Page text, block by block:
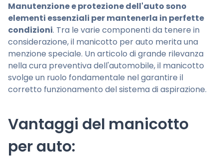
Manutenzione e protezione dell'auto sono
elementi essenziali per mantenerla in perfette
condizioni. Tra le varie componenti da tenere in
considerazione, il manicotto per auto merita una
menzione speciale. Un articolo di grande rilevanza
nella cura preventiva dell'automobile, il manicotto
svolge un ruolo fondamentale nel garantire il
corretto funzionamento del sistema di aspirazione.
Vantaggi del manicotto
per auto: